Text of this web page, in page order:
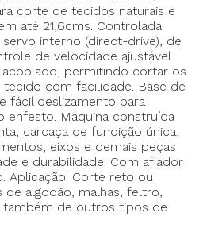
corte de tecidos naturais e
até 21,6cms. Controlada
interno (direct-drive), de
de velocidade ajustável
permitindo cortar os
com facilidade. Base de
fácil deslizamento para
enfesto. Máquina construída
carcaça de fundição única,
eixos e demais peças
e durabilidade. Com afiador
Aplicação: Corte reto ou
de algodão, malhas, feltro,
também de outros tipos de